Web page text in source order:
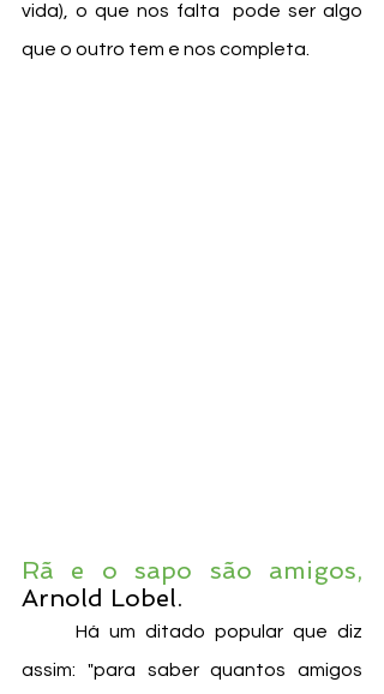
vida), o que nos falta  pode ser algo
que o outro tem e nos completa.
Rã e o sapo são amigos,
Arnold Lobel.
assim: "para saber quantos amigos